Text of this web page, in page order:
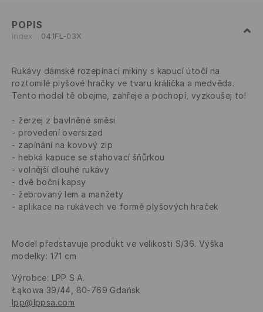
POPIS
Index 041FL-03X
Rukávy dámské rozepínací mikiny s kapucí útočí na
roztomilé plyšové hračky ve tvaru králíčka a medvěda.
Tento model tě obejme, zahřeje a pochopí, vyzkoušej to!
žerzej z bavlněné směsi
provedení oversized
zapínání na kovový zip
hebká kapuce se stahovací šňůrkou
volnější dlouhé rukávy
dvě boční kapsy
žebrovaný lem a manžety
aplikace na rukávech ve formě plyšových hraček
Model představuje produkt ve velikosti S/36. Výška
modelky: 171 cm
Výrobce: LPP S.A.
Łąkowa 39/44, 80-769 Gdańsk
lpp@lppsa.com